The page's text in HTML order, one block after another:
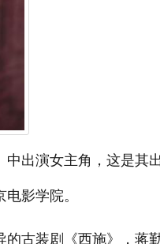
出演女主角，这是其
影学院。
古装剧《西施》，蒋